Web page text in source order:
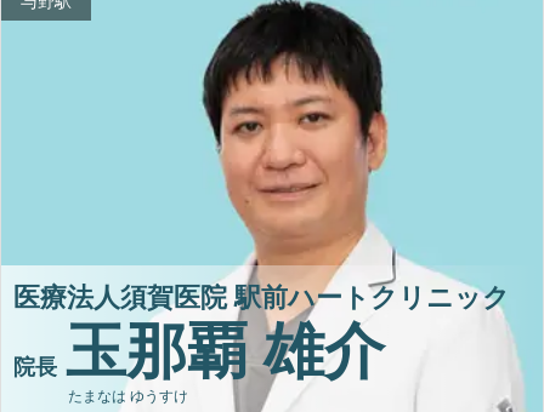
医療法人須賀医院 駅前ハートクリニック
院長 玉那覇 雄介
たまなは ゆうすけ